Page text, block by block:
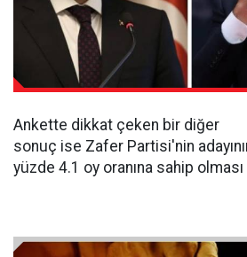
Ankette dikkat çeken bir diğer
sonuç ise Zafer Partisi'nin
yüzde 4.1 oy oranına sahip